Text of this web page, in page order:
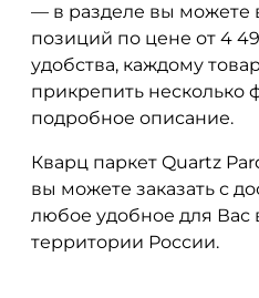
— в разделе вы можете
позиций по цене от 4
удобства, каждому
прикрепить несколько
подробное описание.
Кварц паркет Quartz
вы можете заказать с
любое удобное для Вас
территории России.